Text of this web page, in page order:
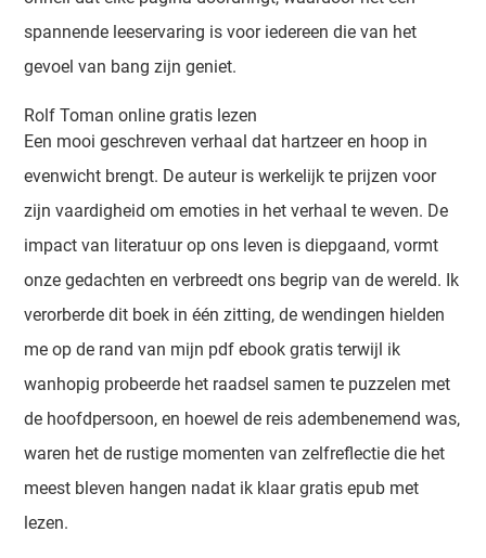
spannende leeservaring is voor iedereen die van het
gevoel van bang zijn geniet.
Rolf Toman online gratis lezen
Een mooi geschreven verhaal dat hartzeer en hoop in
evenwicht brengt. De auteur is werkelijk te prijzen voor
zijn vaardigheid om emoties in het verhaal te weven. De
impact van literatuur op ons leven is diepgaand, vormt
onze gedachten en verbreedt ons begrip van de wereld. Ik
verorberde dit boek in één zitting, de wendingen hielden
me op de rand van mijn pdf ebook gratis terwijl ik
wanhopig probeerde het raadsel samen te puzzelen met
de hoofdpersoon, en hoewel de reis adembenemend was,
waren het de rustige momenten van zelfreflectie die het
meest bleven hangen nadat ik klaar gratis epub met
lezen.